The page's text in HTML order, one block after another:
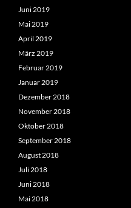
Juni 2019
Mai 2019
April 2019
März 2019
Februar 2019
Januar 2019
Dezember 2018
November 2018
Oktober 2018
September 2018
August 2018
Juli 2018
Juni 2018
Mai 2018